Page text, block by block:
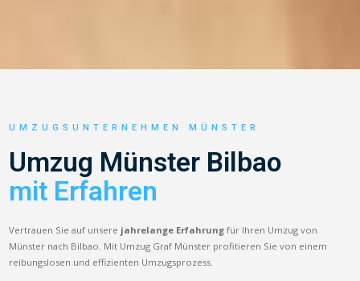
UMZUGSUNTERNEHMEN MÜNSTER
Umzug Münster Bilbao
mit Erfahren
Vertrauen Sie auf unsere jahrelange Erfahrung für Ihren Umzug von
Münster nach Bilbao. Mit Umzug Graf Münster profitieren Sie von einem
reibungslosen und effizienten Umzugsprozess.